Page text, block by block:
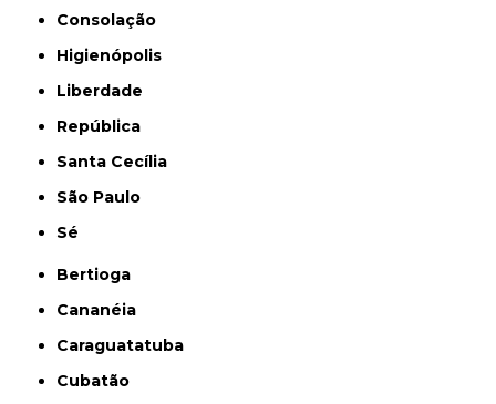
Consolação
Higienópolis
Liberdade
República
Santa Cecília
São Paulo
Sé
Bertioga
Cananéia
Caraguatatuba
Cubatão